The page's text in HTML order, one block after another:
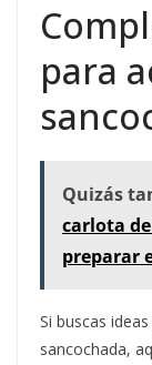
para
Quizás
carlota
preparar
Si buscas
sancochada,